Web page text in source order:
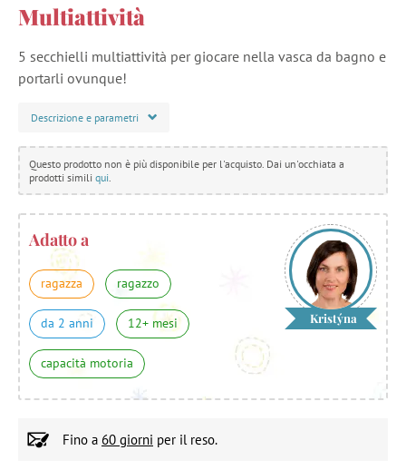
Multiattività
5 secchielli multiattività per giocare nella vasca da bagno e
portarli ovunque!
Descrizione e parametri
Questo prodotto non è più disponibile per l'acquisto. Dai un'occhiata a
prodotti simili qui
Adatto a
ragazza ragazzo
da 2 anni 12+ mesi
capacità motoria
Kristýna
Fino a 60 giorni per il reso.